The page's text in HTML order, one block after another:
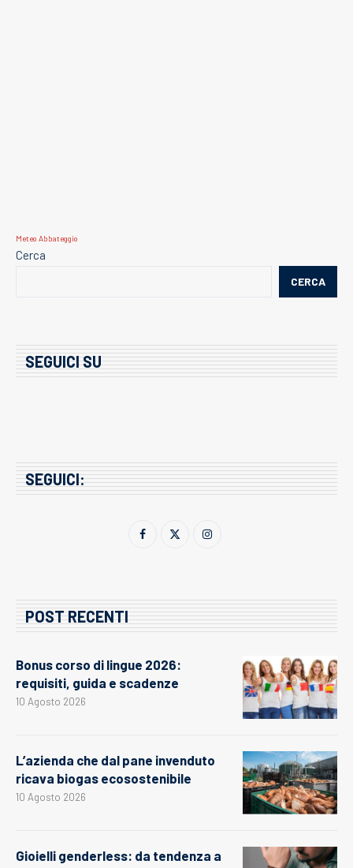
Meteo Abbateggio
Cerca
CERCA
SEGUICI SU
SEGUICI:
POST RECENTI
Bonus corso di lingue 2026:
requisiti, guida e scadenze
10 Agosto 2026
L’azienda che dal pane invenduto
ricava biogas ecosostenibile
10 Agosto 2026
Gioielli genderless: da tendenza a